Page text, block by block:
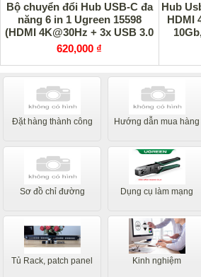
Bộ chuyển đổi Hub USB-C đa
năng 6 in 1 Ugreen 15598
(HDMI 4K@30Hz + 3x USB 3.0
+ Lan 1Gbps + PD100W)
620,000 ₫
Hub
HDMI
Đặt hàng thành công Hướng dẫn mua hàng
Sơ đồ chỉ đường Dụng cụ làm mạng
Tủ Rack, patch panel Kinh nghiệm